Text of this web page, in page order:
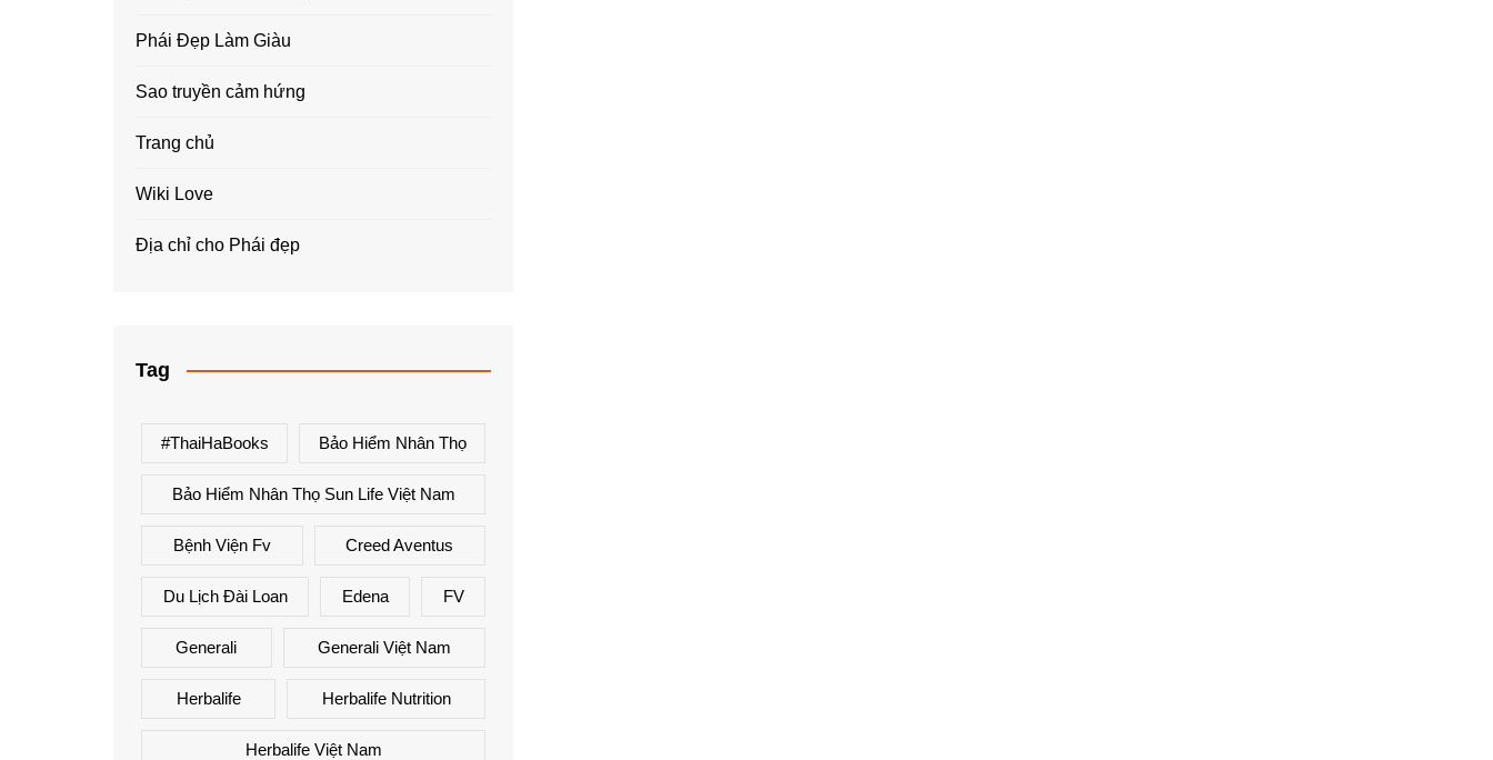
Phái Đẹp Làm Giàu
Sao truyền cảm hứng
Trang chủ
Wiki Love
Địa chỉ cho Phái đẹp
Tag
#ThaiHaBooks Bảo Hiểm Nhân Thọ
Bảo Hiểm Nhân Thọ Sun Life Việt Nam
Bệnh Viện Fv Creed Aventus
Du Lịch Đài Loan Edena FV
Generali Generali Việt Nam
Herbalife Herbalife Nutrition
Herbalife Việt Nam